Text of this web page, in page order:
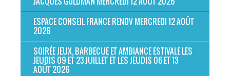
ESPACE CONSEIL FRANCE RENOV MERCREDI 12 AOÛT
2026
SOIRÉE JEUX, BARBECUE ET AMBIANCE ESTIVALE LES
JEUDIS 09 ET 23 JUILLET ET LES JEUDIS 06 ET 13
AOÛT 2026